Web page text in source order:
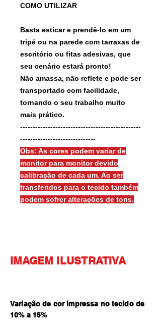
COMO UTILIZAR
Basta esticar e prendê-lo em um
tripé ou na parede com tarraxas de
escritório ou fitas adesivas, que
seu cenário estará pronto!
Não amassa, não reflete e pode ser
transportado com facilidade,
tornando o seu trabalho muito
mais prático.
------------------------------------------------
------------------------------
Obs: As cores podem variar de
monitor para monitor devido
calibração de cada um. Ao ser
transferidos para o tecido também
podem sofrer alterações de tons.
IMAGEM ILUSTRATIVA
Variação de cor impressa no tecido de
10% a 15%